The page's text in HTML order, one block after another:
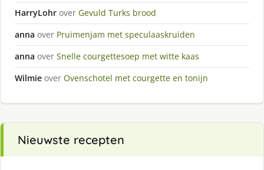
HarryLohr over Gevuld Turks brood
anna over Pruimenjam met speculaaskruiden
anna over Snelle courgettesoep met witte kaas
Wilmie over Ovenschotel met courgette en tonijn
Nieuwste recepten